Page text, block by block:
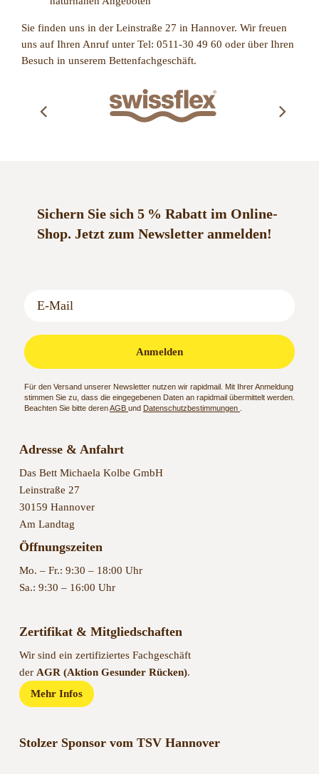
Sie finden uns in der Leinstraße 27 in Hannover. Wir freuen
uns auf Ihren Anruf unter Tel: 0511-30 49 60 oder über Ihren
Besuch in unserem Bettenfachgeschäft.
Sichern Sie sich 5 % Rabatt im Online-
Shop. Jetzt zum Newsletter anmelden!
Anmelden
Für den Versand unserer Newsletter nutzen wir rapidmail. Mit Ihrer Anmeldung
stimmen Sie zu, dass die eingegebenen Daten an rapidmail übermittelt werden.
Beachten Sie bitte derenAGB und Datenschutzbestimmungen
Adresse & Anfahrt
Das Bett Michaela Kolbe GmbH
Leinstraße 27
30159 Hannover
Am Landtag
Öffnungszeiten
Mo. – Fr.: 9:30 – 18:00 Uhr
Sa.: 9:30 – 16:00 Uhr
Zertifikat & Mitgliedschaften
Wir sind ein zertifiziertes Fachgeschäft
der AGR (Aktion Gesunder Rücken).
Mehr Infos
Stolzer Sponsor vom TSV Hannover